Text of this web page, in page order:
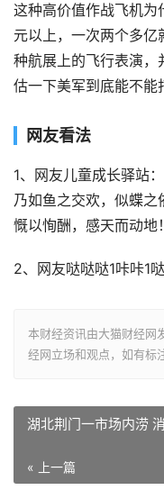
这种高价值作战飞机为
元以上，一次两个多
种航展上的飞行表演，
估一下美军到底能不能
网友看法
1、网友儿童成长驿站
乃如鱼之交欢，似蝶
慨以恂酬，感天而动地
2、网友哒哒哒1咔咔1
本财经资讯由大猫财经网
经网立场和观点，如有标
湖北荆门一市场内涝
« 上一篇